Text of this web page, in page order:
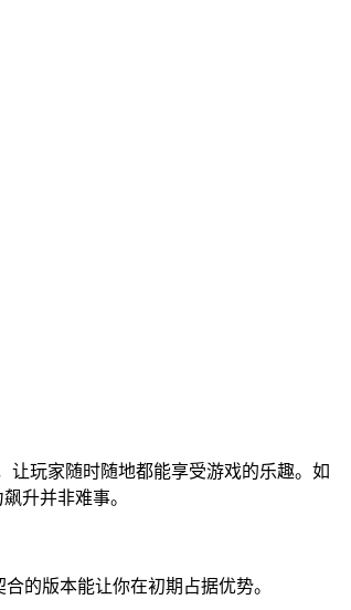
玩家随时随地都能享受游戏的乐趣。如
升并非难事。
的版本能让你在初期占据优势。